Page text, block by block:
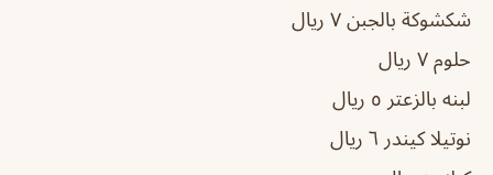
شكشوكة بالجبن ٧ ريال
حلوم ٧ ريال
لبنه بالزعتر ٥ ريال
نوتيلا كيندر ٦ ريال